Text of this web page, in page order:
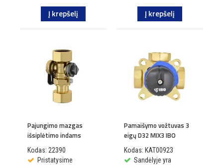
Į krepšelį Į krepšelį
Pajungimo mazgas
išsiplėtimo indams
Kodas: 22390
Pristatysime
Pamaišymo vožtuvas 3
eigų D32 MIX3 IBO
Kodas: KAT00923
Sandėlyje yra